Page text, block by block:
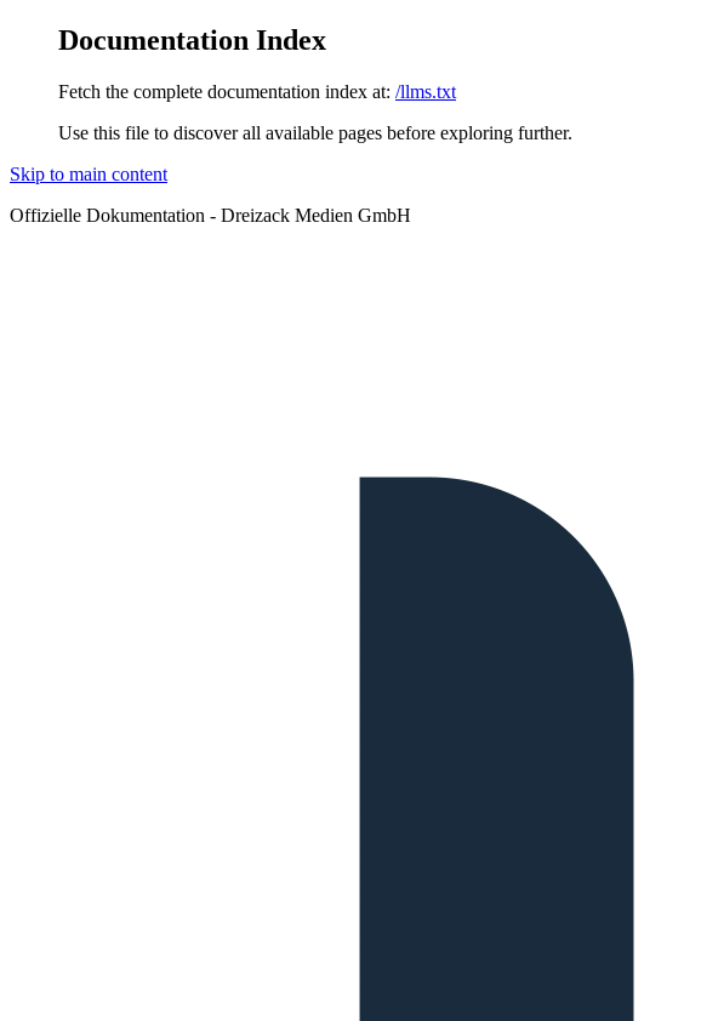
Documentation Index
Fetch the complete documentation index at: /llms.txt
Use this file to discover all available pages before exploring further.
Skip to main content
Offizielle Dokumentation - Dreizack Medien GmbH